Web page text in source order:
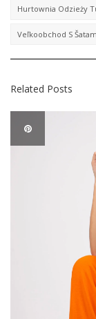
Hurtownia Odzieży
Veľkoobchod S
Related Posts